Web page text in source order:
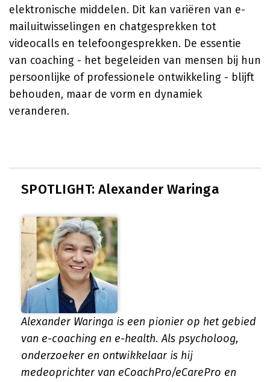
elektronische middelen. Dit kan variëren van e-
mailuitwisselingen en chatgesprekken tot
videocalls en telefoongesprekken. De essentie
van coaching - het begeleiden van mensen bij hun
persoonlijke of professionele ontwikkeling - blijft
behouden, maar de vorm en dynamiek
veranderen.
SPOTLIGHT: Alexander Waringa
Alexander Waringa is een pionier op het gebied
van e-coaching en e-health. Als psycholoog,
onderzoeker en ontwikkelaar is hij
medeoprichter van eCoachPro/eCarePro en